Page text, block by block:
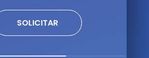
SOLICITAR